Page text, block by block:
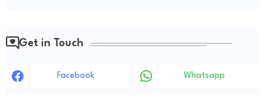
Get in Touch
Facebook Whatsapp